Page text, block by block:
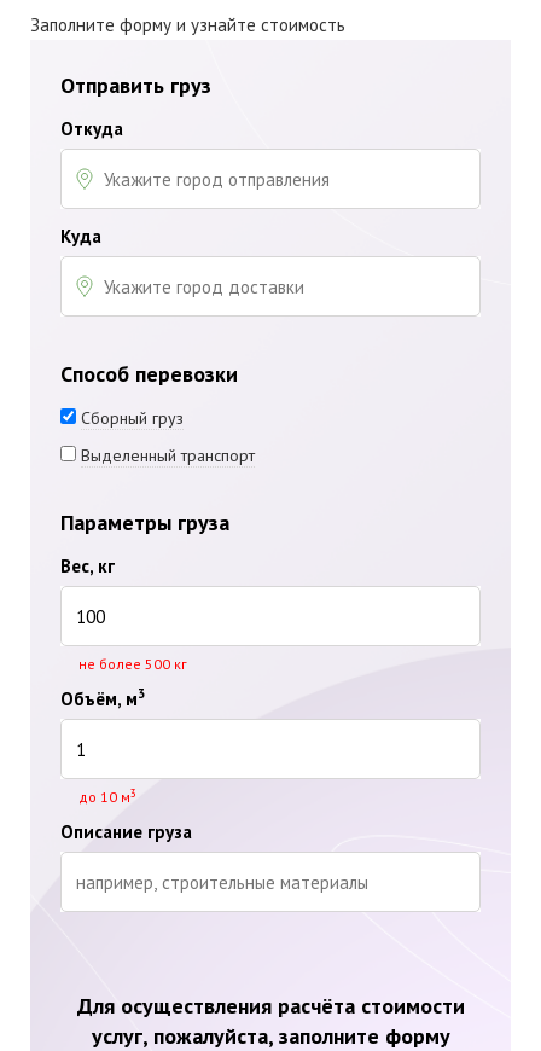
Заполните форму и узнайте стоимость
Отправить груз
Откуда
Куда
Способ перевозки
Сборный груз
Выделенный транспорт
Параметры груза
Вес, кг
не более 500 кг
Объём, м3
до 10 м3
Описание груза
Для осуществления расчёта стоимости
услуг, пожалуйста, заполните форму